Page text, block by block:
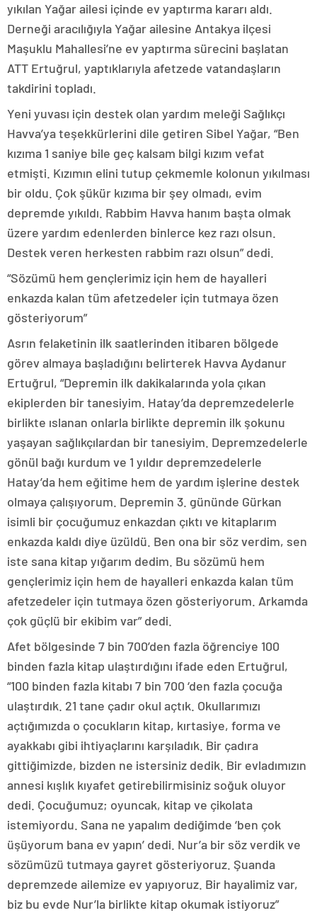
yıkılan Yağar ailesi içinde ev yaptırma kararı aldı.
Derneği aracılığıyla Yağar ailesine Antakya ilçesi
Maşuklu Mahallesi’ne ev yaptırma sürecini başlatan
ATT Ertuğrul, yaptıklarıyla afetzede vatandaşların
takdirini topladı.
Yeni yuvası için destek olan yardım meleği Sağlıkçı
Havva’ya teşekkürlerini dile getiren Sibel Yağar, “Ben
kızıma 1 saniye bile geç kalsam bilgi kızım vefat
etmişti. Kızımın elini tutup çekmemle kolonun yıkılması
bir oldu. Çok şükür kızıma bir şey olmadı, evim
depremde yıkıldı. Rabbim Havva hanım başta olmak
üzere yardım edenlerden binlerce kez razı olsun.
Destek veren herkesten rabbim razı olsun” dedi.
“Sözümü hem gençlerimiz için hem de hayalleri
enkazda kalan tüm afetzedeler için tutmaya özen
gösteriyorum”
Asrın felaketinin ilk saatlerinden itibaren bölgede
görev almaya başladığını belirterek Havva Aydanur
Ertuğrul, “Depremin ilk dakikalarında yola çıkan
ekiplerden bir tanesiyim. Hatay’da depremzedelerle
birlikte ıslanan onlarla birlikte depremin ilk şokunu
yaşayan sağlıkçılardan bir tanesiyim. Depremzedelerle
gönül bağı kurdum ve 1 yıldır depremzedelerle
Hatay’da hem eğitime hem de yardım işlerine destek
olmaya çalışıyorum. Depremin 3. gününde Gürkan
isimli bir çocuğumuz enkazdan çıktı ve kitaplarım
enkazda kaldı diye üzüldü. Ben ona bir söz verdim, sen
iste sana kitap yığarım dedim. Bu sözümü hem
gençlerimiz için hem de hayalleri enkazda kalan tüm
afetzedeler için tutmaya özen gösteriyorum. Arkamda
çok güçlü bir ekibim var” dedi.
Afet bölgesinde 7 bin 700’den fazla öğrenciye 100
binden fazla kitap ulaştırdığını ifade eden Ertuğrul,
“100 binden fazla kitabı 7 bin 700 ‘den fazla çocuğa
ulaştırdık. 21 tane çadır okul açtık. Okullarımızı
açtığımızda o çocukların kitap, kırtasiye, forma ve
ayakkabı gibi ihtiyaçlarını karşıladık. Bir çadıra
gittiğimizde, bizden ne istersiniz dedik. Bir evladımızın
annesi kışlık kıyafet getirebilirmisiniz soğuk oluyor
dedi. Çocuğumuz; oyuncak, kitap ve çikolata
istemiyordu. Sana ne yapalım dediğimde ‘ben çok
üşüyorum bana ev yapın’ dedi. Nur’a bir söz verdik ve
sözümüzü tutmaya gayret gösteriyoruz. Şuanda
depremzede ailemize ev yapıyoruz. Bir hayalimiz var,
biz bu evde Nur’la birlikte kitap okumak istiyoruz”